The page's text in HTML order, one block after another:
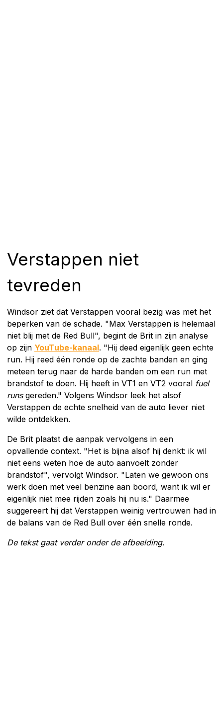
Verstappen niet
tevreden
Windsor ziet dat Verstappen vooral bezig was met het
beperken van de schade. "Max Verstappen is helemaal
niet blij met de Red Bull", begint de Brit in zijn analyse
op zijn YouTube-kanaal. "Hij deed eigenlijk geen echte
run. Hij reed één ronde op de zachte banden en ging
meteen terug naar de harde banden om een run met
brandstof te doen. Hij heeft in VT1 en VT2 vooral fuel
runsgereden." Volgens Windsor leek het alsof
Verstappen de echte snelheid van de auto liever niet
wilde ontdekken.
De Brit plaatst die aanpak vervolgens in een
opvallende context. "Het is bijna alsof hij denkt: ik wil
niet eens weten hoe de auto aanvoelt zonder
brandstof", vervolgt Windsor. "Laten we gewoon ons
werk doen met veel benzine aan boord, want ik wil er
eigenlijk niet mee rijden zoals hij nu is." Daarmee
suggereert hij dat Verstappen weinig vertrouwen had in
de balans van de Red Bull over één snelle ronde.
De tekst gaat verder onder de afbeelding.